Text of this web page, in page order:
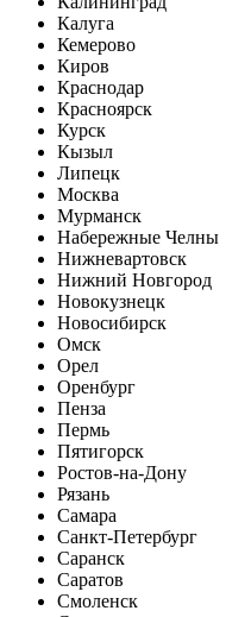
Калуга
Кемерово
Киров
Краснодар
Красноярск
Курск
Кызыл
Липецк
Москва
Мурманск
Набережные Челны
Нижневартовск
Нижний Новгород
Новокузнецк
Новосибирск
Омск
Орел
Оренбург
Пенза
Пермь
Пятигорск
Ростов-на-Дону
Рязань
Самара
Санкт-Петербург
Саранск
Саратов
Смоленск